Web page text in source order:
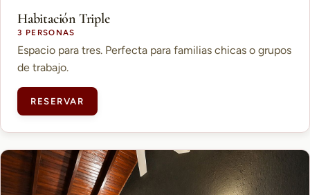
Habitación Triple
3 PERSONAS
Espacio para tres. Perfecta para familias chicas o grupos
de trabajo.
RESERVAR